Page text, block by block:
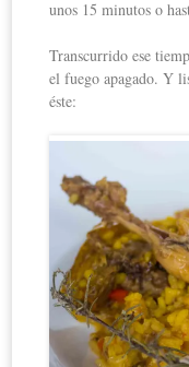
unos 15 minutos o
Transcurrido ese
el fuego apagado. Y
éste: